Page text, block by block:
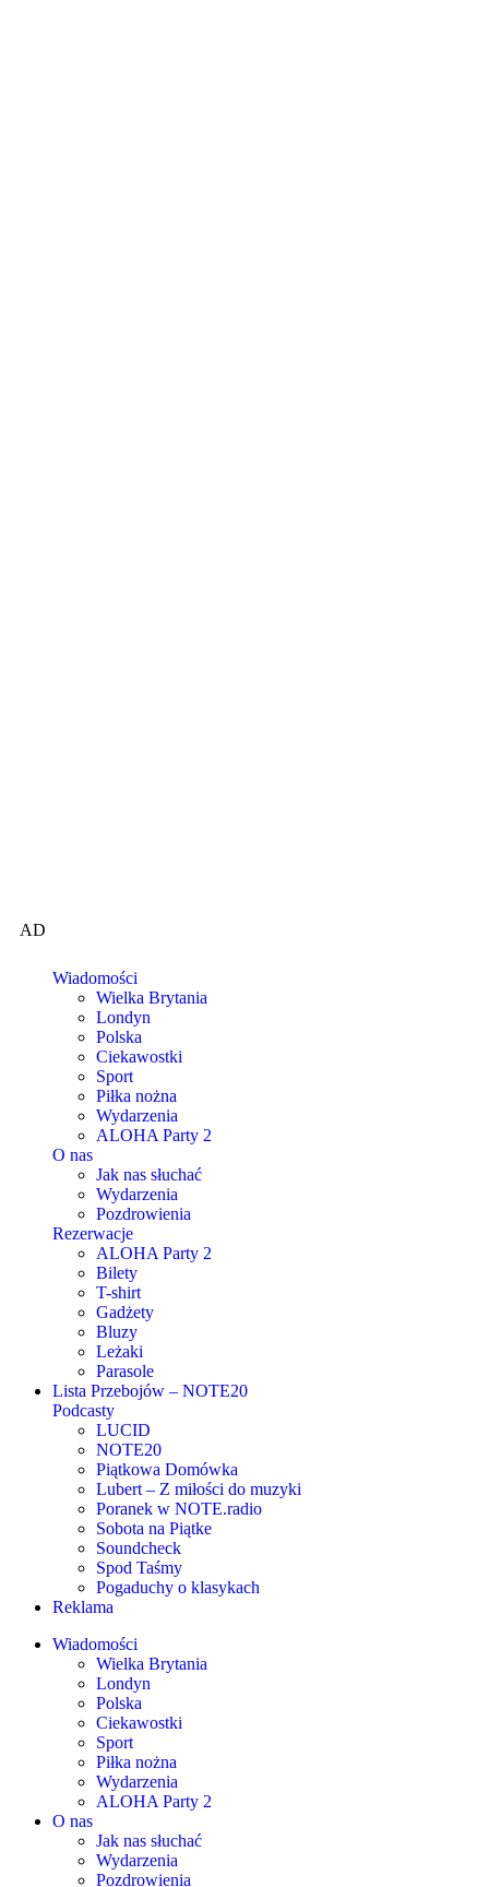
AD
Wiadomości
Wielka Brytania
Londyn
Polska
Ciekawostki
Sport
Piłka nożna
Wydarzenia
ALOHA Party 2
O nas
Jak nas słuchać
Wydarzenia
Pozdrowienia
Rezerwacje
ALOHA Party 2
Bilety
T-shirt
Gadżety
Bluzy
Leżaki
Parasole
Lista Przebojów – NOTE20
Podcasty
LUCID
NOTE20
Piątkowa Domówka
Lubert – Z miłości do muzyki
Poranek w NOTE.radio
Sobota na Piątke
Soundcheck
Spod Taśmy
Pogaduchy o klasykach
Reklama
Wiadomości
Wielka Brytania
Londyn
Polska
Ciekawostki
Sport
Piłka nożna
Wydarzenia
ALOHA Party 2
O nas
Jak nas słuchać
Wydarzenia
Pozdrowienia